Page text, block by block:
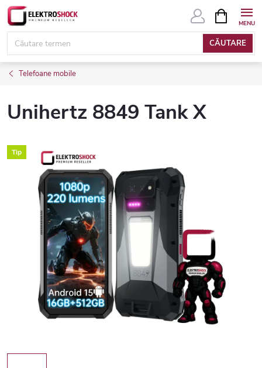
Treci
conținut
CĂUTARE
COŞ
DE
Telefoane mobile
Unihertz 8849 Tank X
Tip